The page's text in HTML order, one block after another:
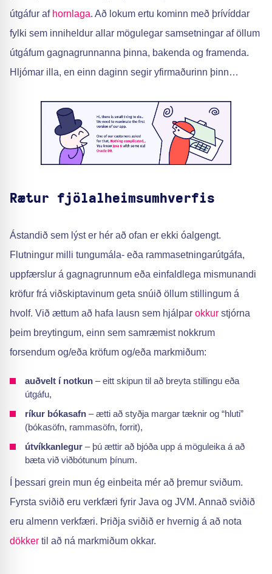
útgáfur af hornlaga. Að lokum ertu kominn með þrívíddar
fylki sem inniheldur allar mögulegar samsetningar af öllum
útgáfum gagnagrunnanna þinna, bakenda og framenda.
Hljómar illa, en einn daginn segir yfirmaðurinn þinn…
Rætur fjölalheimsumhverfis
Ástandið sem lýst er hér að ofan er ekki óalgengt.
Flutningur milli tungumála- eða rammasetningarútgáfa,
uppfærslur á gagnagrunnum eða einfaldlega mismunandi
kröfur frá viðskiptavinum geta snúið öllum stillingum á
hvolf. Við ættum að hafa lausn sem hjálpar okkur stjórna
þeim breytingum, einn sem samræmist nokkrum
forsendum og/eða kröfum og/eða markmiðum:
auðvelt í notkun – eitt skipun til að breyta stillingu eða
útgáfu,
ríkur bókasafn – ætti að styðja margar tæknir og “hluti”
(bókasöfn, rammasöfn, forrit),
útvíkkanlegur – þú ættir að bjóða upp á möguleika á að
bæta við viðbótunum þínum.
Í þessari grein mun ég einbeita mér að þremur sviðum.
Fyrsta sviðið eru verkfæri fyrir Java og JVM. Annað sviðið
eru almenn verkfæri. Þriðja sviðið er hvernig á að nota
dökker til að ná markmiðum okkar.